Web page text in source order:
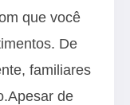
que você
De
familiares
de